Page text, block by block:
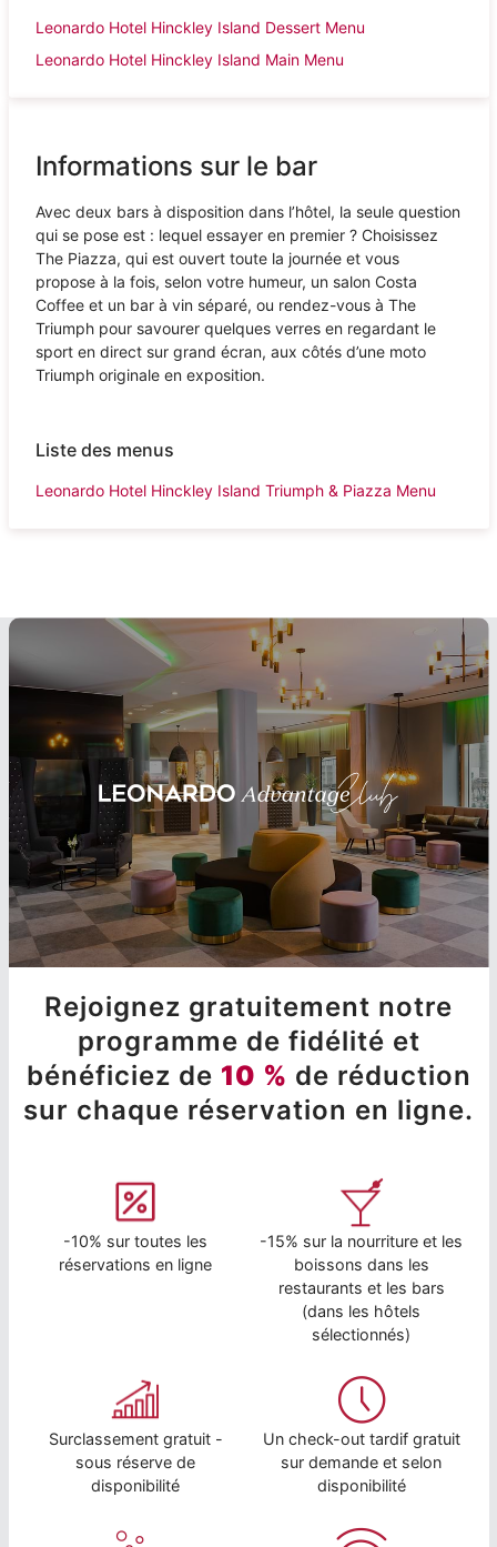
Leonardo Hotel Hinckley Island Dessert Menu
Leonardo Hotel Hinckley Island Main Menu
Informations sur le bar
Avec deux bars à disposition dans l’hôtel, la seule question
qui se pose est : lequel essayer en premier ? Choisissez
The Piazza, qui est ouvert toute la journée et vous
propose à la fois, selon votre humeur, un salon Costa
Coffee et un bar à vin séparé, ou rendez-vous à The
Triumph pour savourer quelques verres en regardant le
sport en direct sur grand écran, aux côtés d’une moto
Triumph originale en exposition.
Liste des menus
Leonardo Hotel Hinckley Island Triumph & Piazza Menu
Rejoignez gratuitement notre
programme de fidélité et
bénéficiez de 10 % de réduction
sur chaque réservation en ligne.
-10% sur toutes les
réservations en ligne
-15% sur la nourriture et les
boissons dans les
restaurants et les bars
(dans les hôtels
sélectionnés)
Surclassement gratuit -
sous réserve de
disponibilité
Un check-out tardif gratuit
sur demande et selon
disponibilité